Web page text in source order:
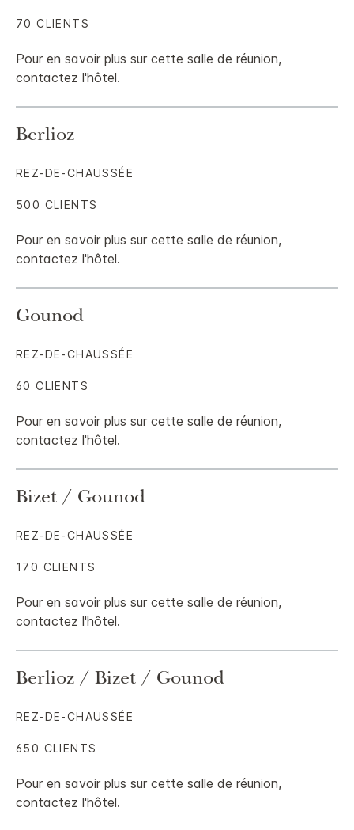
Pour en savoir plus sur cette salle de réunion,
contactez l'hôtel.
70 CLIENTS
Berlioz
Pour en savoir plus sur cette salle de réunion,
contactez l'hôtel.
REZ-DE-CHAUSSÉE
500 CLIENTS
Gounod
Pour en savoir plus sur cette salle de réunion,
contactez l'hôtel.
REZ-DE-CHAUSSÉE
60 CLIENTS
Bizet / Gounod
Pour en savoir plus sur cette salle de réunion,
contactez l'hôtel.
REZ-DE-CHAUSSÉE
170 CLIENTS
Berlioz / Bizet / Gounod
Pour en savoir plus sur cette salle de réunion,
contactez l'hôtel.
REZ-DE-CHAUSSÉE
650 CLIENTS